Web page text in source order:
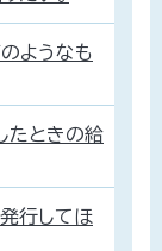
ようなも
たときの給
行してほ